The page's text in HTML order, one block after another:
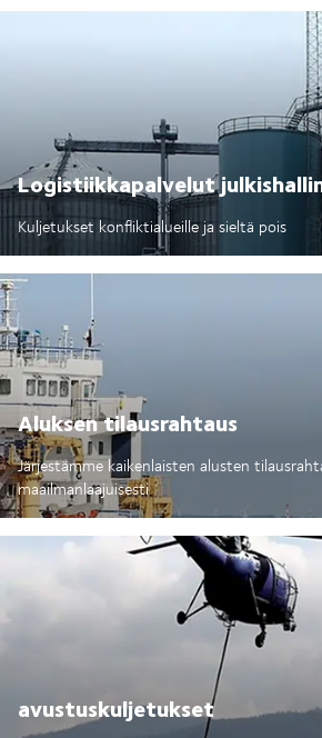
Logistiikkapalvelut
Kuljetukset konfliktialueille ja sieltä pois
Aluksen tilausrahtaus
Järjestämme kaikenlaisten alusten
maailmanlaajuisesti
avustuskuljetukset